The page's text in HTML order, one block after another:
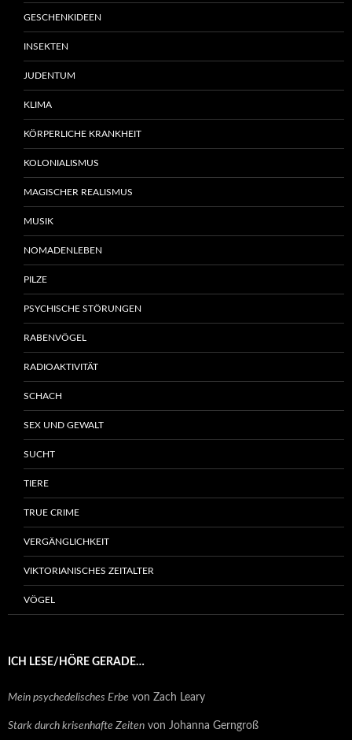
GESCHENKIDEEN
INSEKTEN
JUDENTUM
KLIMA
KÖRPERLICHE KRANKHEIT
KOLONIALISMUS
MAGISCHER REALISMUS
MUSIK
NOMADENLEBEN
PILZE
PSYCHISCHE STÖRUNGEN
RABENVÖGEL
RADIOAKTIVITÄT
SCHACH
SEX UND GEWALT
SUCHT
TIERE
TRUE CRIME
VERGÄNGLICHKEIT
VIKTORIANISCHES ZEITALTER
VÖGEL
ICH LESE/HÖRE GERADE…
Mein psychedelisches Erbe von Zach Leary
Stark durch krisenhafte Zeiten von Johanna Gerngroß